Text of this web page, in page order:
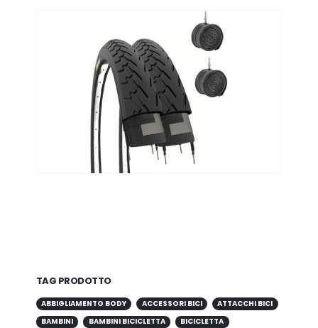
TAG PRODOTTO
ABBIGLIAMENTO BODY ACCESSORI BICI
ATTACCHI BICI
BAMBINI
BAMBINI BICICLETTA
BICICLETTA